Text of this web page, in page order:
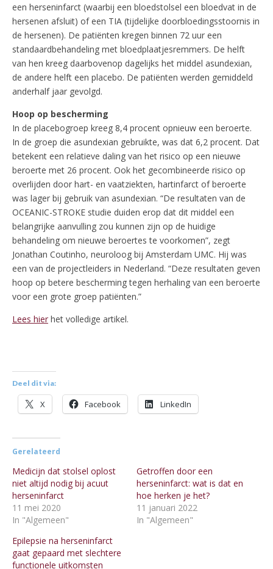
een herseninfarct (waarbij een bloedstolsel een bloedvat in de
hersenen afsluit) of een TIA (tijdelijke doorbloedingsstoornis in
de hersenen). De patiënten kregen binnen 72 uur een
standaardbehandeling met bloedplaatjesremmers. De helft
van hen kreeg daarbovenop dagelijks het middel asundexian,
de andere helft een placebo. De patiënten werden gemiddeld
anderhalf jaar gevolgd.
Hoop op bescherming
In de placebogroep kreeg 8,4 procent opnieuw een beroerte.
In de groep die asundexian gebruikte, was dat 6,2 procent. Dat
betekent een relatieve daling van het risico op een nieuwe
beroerte met 26 procent. Ook het gecombineerde risico op
overlijden door hart- en vaatziekten, hartinfarct of beroerte
was lager bij gebruik van asundexian. “De resultaten van de
OCEANIC-STROKE studie duiden erop dat dit middel een
belangrijke aanvulling zou kunnen zijn op de huidige
behandeling om nieuwe beroertes te voorkomen”, zegt
Jonathan Coutinho, neuroloog bij Amsterdam UMC. Hij was
een van de projectleiders in Nederland. “Deze resultaten geven
hoop op betere bescherming tegen herhaling van een beroerte
voor een grote groep patiënten.”
Lees hier het volledige artikel.
Deel dit via:
X Facebook LinkedIn
Gerelateerd
Medicijn dat stolsel oplost
niet altijd nodig bij acuut
herseninfarct
11 mei 2020
In "Algemeen"
Getroffen door een
herseninfarct: wat is dat en
hoe herken je het?
11 januari 2022
In "Algemeen"
Epilepsie na herseninfarct
gaat gepaard met slechtere
functionele uitkomsten